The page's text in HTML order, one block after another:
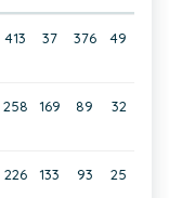
413 37 376 49
258 169 89 32
226 133 93 25